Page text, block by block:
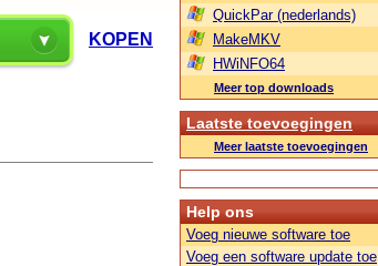
KOPEN
QuickPar (nederlands)
MakeMKV
HWiNFO64
Meer top downloads
Laatste toevoegingen
Meer laatste toevoegingen
Help ons
Voeg nieuwe software toe
Voeg een software update toe